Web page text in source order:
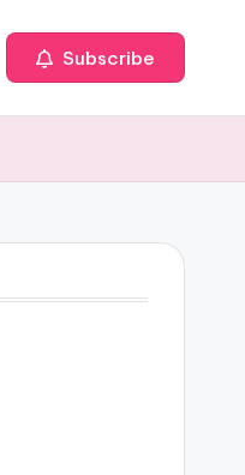
Subscribe